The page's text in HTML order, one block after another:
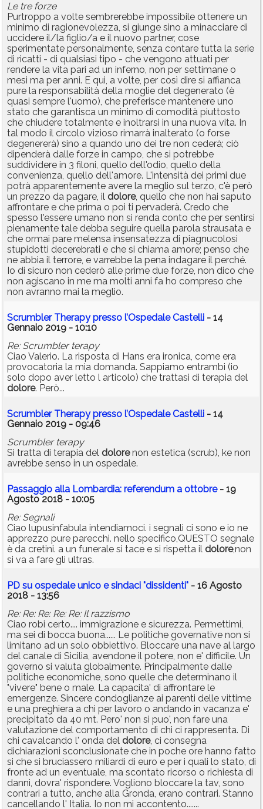
Le tre forze
Purtroppo a volte sembrerebbe impossibile ottenere un
minimo di ragionevolezza, si giunge sino a minacciare di
uccidere il/la figlio/a e il nuovo partner, cose
sperimentate personalmente, senza contare tutta la serie
di ricatti - di qualsiasi tipo - che vengono attuati per
rendere la vita pari ad un inferno, non per settimane o
mesi ma per anni. E qui, a volte, per così dire si affianca
pure la responsabilità della moglie del degenerato (è
quasi sempre l'uomo), che preferisce mantenere uno
stato che garantisca un minimo di comodità piuttosto
che chiudere totalmente e inoltrarsi in una nuova vita. In
tal modo il circolo vizioso rimarrà inalterato (o forse
degenererà) sino a quando uno dei tre non cederà; ciò
dipenderà dalle forze in campo, che si potrebbe
suddividere in 3 filoni, quello dell'odio, quello della
convenienza, quello dell'amore. L'intensità dei primi due
potrà apparentemente avere la meglio sul terzo, c'è però
un prezzo da pagare, il dolore, quello che non hai saputo
affrontare e che prima o poi ti pervaderà. Credo che
spesso l'essere umano non si renda conto che per sentirsi
pienamente tale debba seguire quella parola strausata e
che ormai pare melensa insensatezza di piagnucolosi
stupidotti decerebrati e che si chiama amore; penso che
ne abbia il terrore, e varrebbe la pena indagare il perché.
Io di sicuro non cederò alle prime due forze, non dico che
non agiscano in me ma molti anni fa ho compreso che
non avranno mai la meglio.
Scrumbler Therapy presso l’Ospedale Castelli - 14
Gennaio 2019 - 10:10
Re: Scrumbler terapy
Ciao Valerio. La risposta di Hans era ironica, come era
provocatoria la mia domanda. Sappiamo entrambi (io
solo dopo aver letto l articolo) che trattasi di terapia del
dolore. Però...
Scrumbler Therapy presso l’Ospedale Castelli - 14
Gennaio 2019 - 09:46
Scrumbler terapy
Si tratta di terapia del dolorenon estetica (scrub), ke non
avrebbe senso in un ospedale.
Passaggio alla Lombardia: referendum a ottobre- 19
Agosto 2018 - 10:05
Re: Segnali
Ciao lupusinfabula intendiamoci. i segnali ci sono e io ne
apprezzo pure parecchi. nello specifico,QUESTO segnale
è da cretini. a un funerale si tace e si rispetta il dolore,non
si va a fare gli ultras.
PD su ospedale unico e sindaci "dissidenti" - 16 Agosto
2018 - 13:56
Re: Re: Re: Re: Re: Il razzismo
Ciao robi certo.... immigrazione e sicurezza. Permettimi,
ma sei di bocca buona...... Le politiche governative non si
limitano ad un solo obbiettivo. Bloccare una nave al largo
del canale di Sicilia, avendone il potere, non e' difficile. Un
governo si valuta globalmente. Principalmente dalle
politiche economiche, sono quelle che determinano il
"vivere" bene o male. La capacita' di affrontare le
emergenze. Sincere condoglianze ai parenti delle vittime
e una preghiera a chi per lavoro o andando in vacanza e'
precipitato da 40 mt. Pero' non si puo', non fare una
valutazione del comportamento di chi ci rappresenta. Di
chi cavalcando l' onda del dolore, ci consegna
dichiarazioni sconclusionate che in poche ore hanno fatto
si che si bruciassero miliardi di euro e per i quali lo stato, di
fronte ad un eventuale, ma scontato ricorso o richiesta di
danni, dovra' rispondere. Vogliono bloccare la tav, sono
contrari a tutto, anche alla Gronda, erano contrari. Stanno
cancellando l' Italia. Io non mi accontento.......